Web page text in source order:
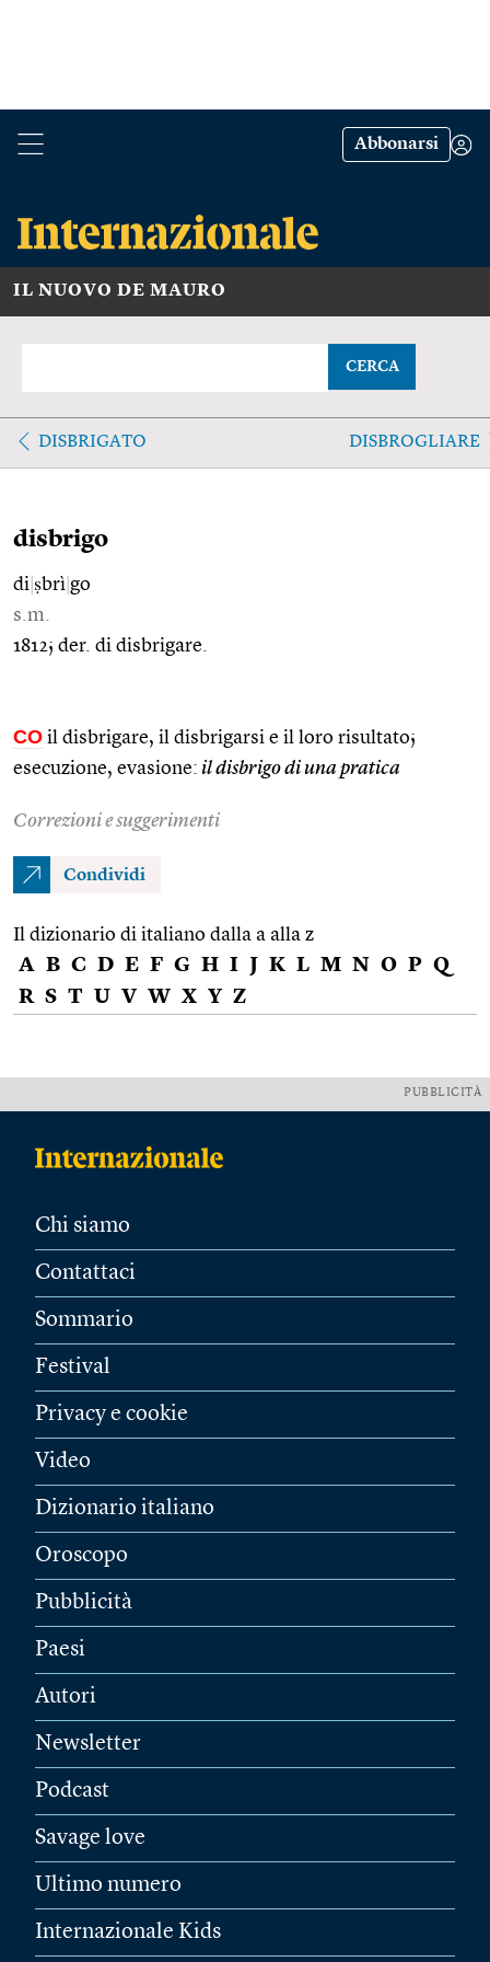
Abbonarsi
IL NUOVO DE MAURO
CERCA
DISBRIGATO DISBROGLIARE
disbrigo
di ṣbrì go
s.m.
1812; der. di disbrigare.
CO il disbrigare, il disbrigarsi e il loro risultato;
esecuzione, evasione: il disbrigo di una pratica
Correzioni e suggerimenti
Condividi
Il dizionario di italiano dalla a alla z
A B C D E F G H I J K L M N O P Q
R S T U V W X Y Z
PUBBLICITÀ
Chi siamo
Contattaci
Sommario
Festival
Privacy e cookie
Video
Dizionario italiano
Oroscopo
Pubblicità
Paesi
Autori
Newsletter
Podcast
Savage love
Ultimo numero
Internazionale Kids